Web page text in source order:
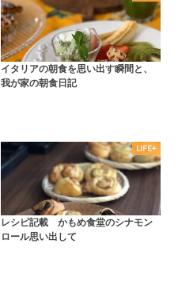
イタリアの朝食を思い出す瞬間と、
我が家の朝食日記
LIFE+
レシピ記載 かもめ食堂のシナモン
ロール思い出して